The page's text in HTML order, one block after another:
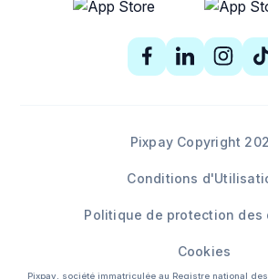
Pixpay Copyright
Conditions
Politique de protection des
Cookies
Pixpay, société immatriculée au Registre national